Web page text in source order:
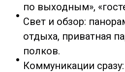
по выходным»,
Свет и обзор:
отдыха, приватная
полков.
Коммуникации